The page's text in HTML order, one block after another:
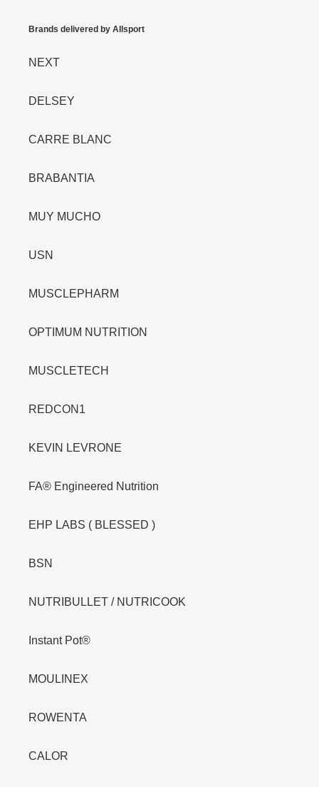
Brands delivered by Allsport
NEXT
DELSEY
CARRE BLANC
BRABANTIA
MUY MUCHO
USN
MUSCLEPHARM
OPTIMUM NUTRITION
MUSCLETECH
REDCON1
KEVIN LEVRONE
FA® Engineered Nutrition
EHP LABS ( BLESSED )
BSN
NUTRIBULLET / NUTRICOOK
Instant Pot®
MOULINEX
ROWENTA
CALOR